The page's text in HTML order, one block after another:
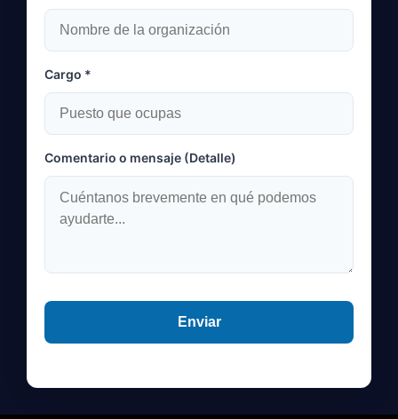
Cargo *
Comentario o mensaje (Detalle)